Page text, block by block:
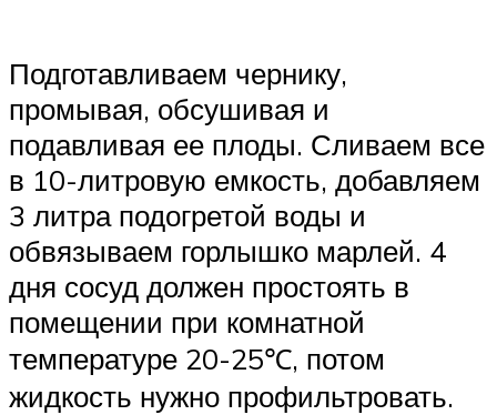
Подготавливаем чернику,
промывая, обсушивая и
подавливая ее плоды. Сливаем все
в 10-литровую емкость, добавляем
3 литра подогретой воды и
обвязываем горлышко марлей. 4
дня сосуд должен простоять в
помещении при комнатной
температуре 20-25℃, потом
жидкость нужно профильтровать.